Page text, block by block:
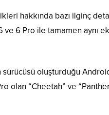
hakkında bazı ilginç
6 Pro ile tamamen aynı
oluşturduğu
olan “Cheetah” ve